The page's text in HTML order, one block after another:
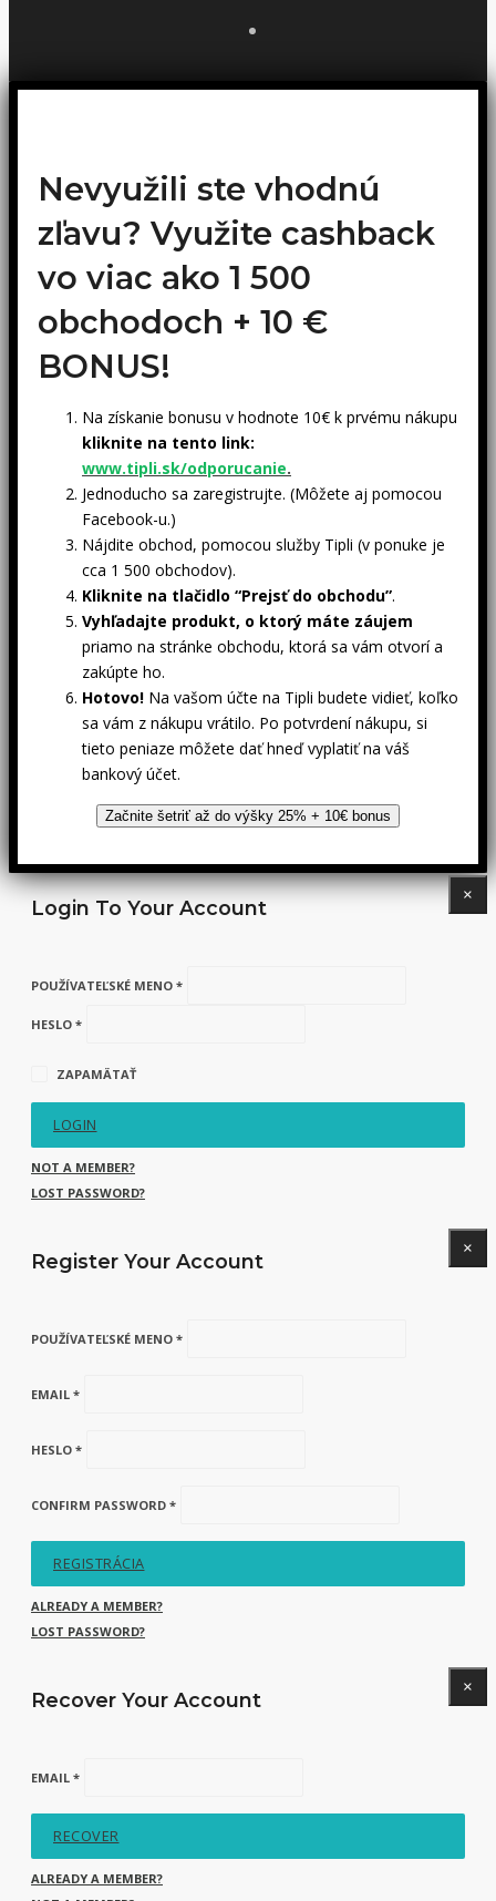
Nevyužili ste vhodnú
zľavu? Využite cashback
vo viac ako 1 500
obchodoch + 10 €
BONUS!
Na získanie bonusu v hodnote 10€ k prvému nákupu
kliknite na tento link:
www.tipli.sk/odporucanie.
Jednoducho sa zaregistrujte. (Môžete aj pomocou
Facebook-u.)
Nájdite obchod, pomocou služby Tipli (v ponuke je
cca 1 500 obchodov).
Kliknite na tlačidlo “Prejsť do obchodu”.
Vyhľadajte produkt, o ktorý máte záujem
priamo na stránke obchodu, ktorá sa vám otvorí a
zakúpte ho.
Hotovo! Na vašom účte na Tipli budete vidieť, koľko
sa vám z nákupu vrátilo. Po potvrdení nákupu, si
tieto peniaze môžete dať hneď vyplatiť na váš
bankový účet.
Začnite šetriť až do výšky 25% + 10€ bonus
Login To Your Account
×
POUŽÍVATEĽSKÉ MENO *
HESLO *
ZAPAMÄTAŤ
LOGIN
NOT A MEMBER?
LOST PASSWORD?
Register Your Account
×
POUŽÍVATEĽSKÉ MENO *
EMAIL *
HESLO *
CONFIRM PASSWORD *
REGISTRÁCIA
ALREADY A MEMBER?
LOST PASSWORD?
Recover Your Account
×
EMAIL *
RECOVER
ALREADY A MEMBER?